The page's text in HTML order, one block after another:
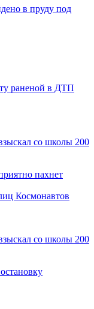
в пруду под
раненой в ДТП
со школы 200
пахнет
Космонавтов
со школы 200